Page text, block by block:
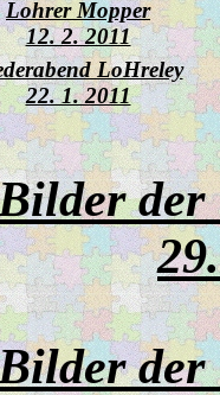
Lohrer Mopper
12. 2. 2011
LoHreley
22. 1. 2011
der
der